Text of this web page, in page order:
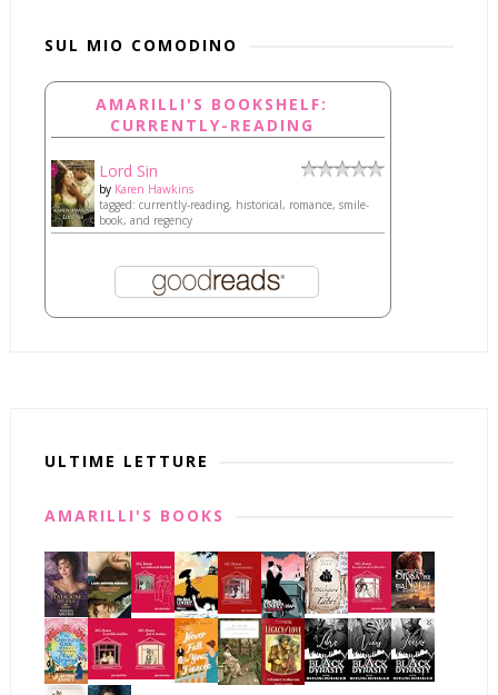
SUL MIO COMODINO
AMARILLI'S BOOKSHELF:
CURRENTLY-READING
Lord Sin
by Karen Hawkins
tagged: currently-reading, historical, romance, smile-
book, and regency
ULTIME LETTURE
AMARILLI'S BOOKS